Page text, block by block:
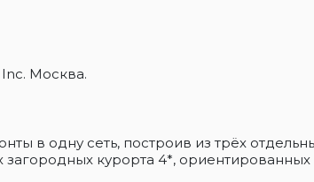
Москва.
в одну сеть, построив из трёх
курорта 4*,